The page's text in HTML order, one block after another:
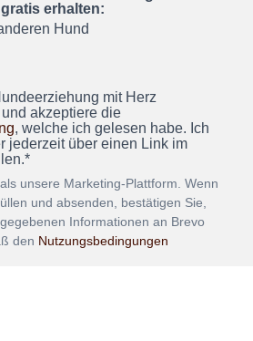
erhalten:
Hund
mit Herz
akzeptiere die
, welche ich gelesen habe. Ich
jederzeit über einen Link im
unsere Marketing-Plattform. Wenn
und absenden, bestätigen Sie,
Informationen an Brevo
den Nutzungsbedingungen